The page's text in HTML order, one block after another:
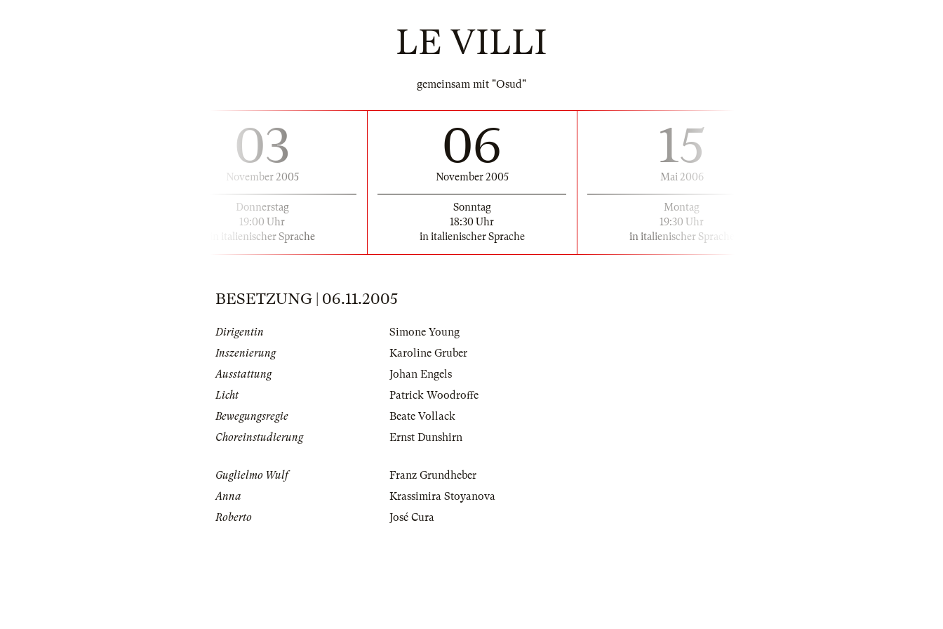
LE VILLI
gemeinsam mit "Osud"
03
November 2005
Donnerstag
19:00 Uhr
in italienischer Sprache
06
November 2005
Sonntag
18:30 Uhr
in italienischer Sprache
15
Mai 2006
Montag
19:30 Uhr
in italienischer Sprache
BESETZUNG | 06.11.2005
Dirigentin
Simone Young
Inszenierung
Karoline Gruber
Ausstattung
Johan Engels
Licht
Patrick Woodroffe
Bewegungsregie
Beate Vollack
Choreinstudierung
Ernst Dunshirn
Guglielmo Wulf
Franz Grundheber
Anna
Krassimira Stoyanova
Roberto
José Cura